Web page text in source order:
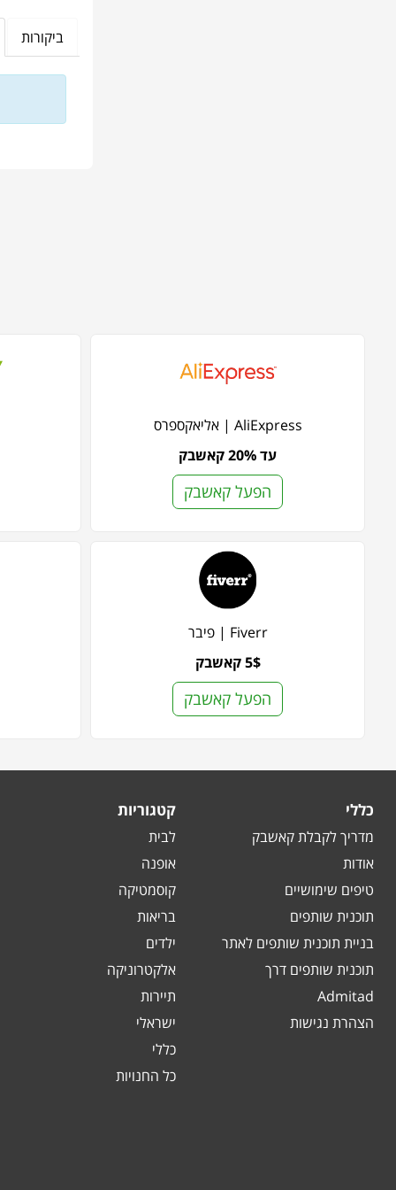
ביקורות
AliExpress | אליאקספרס
עד 20% קאשבק
הפעל קאשבק
Fiverr | פיבר
5$ קאשבק
הפעל קאשבק
כללי
מדריך לקבלת קאשבק
אודות
טיפים שימושיים
תוכנית שותפים
בניית תוכנית שותפים לאתר
תוכנית שותפים דרך
Admitad
הצהרת נגישות
קטגוריות
לבית
אופנה
קוסמטיקה
בריאות
ילדים
אלקטרוניקה
תיירות
ישראלי
כללי
כל החנויות